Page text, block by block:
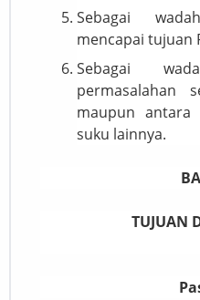
Sebagai
mencapai tujuan
Sebagai
permasalahan
maupun antara
suku lainnya.
TUJUAN